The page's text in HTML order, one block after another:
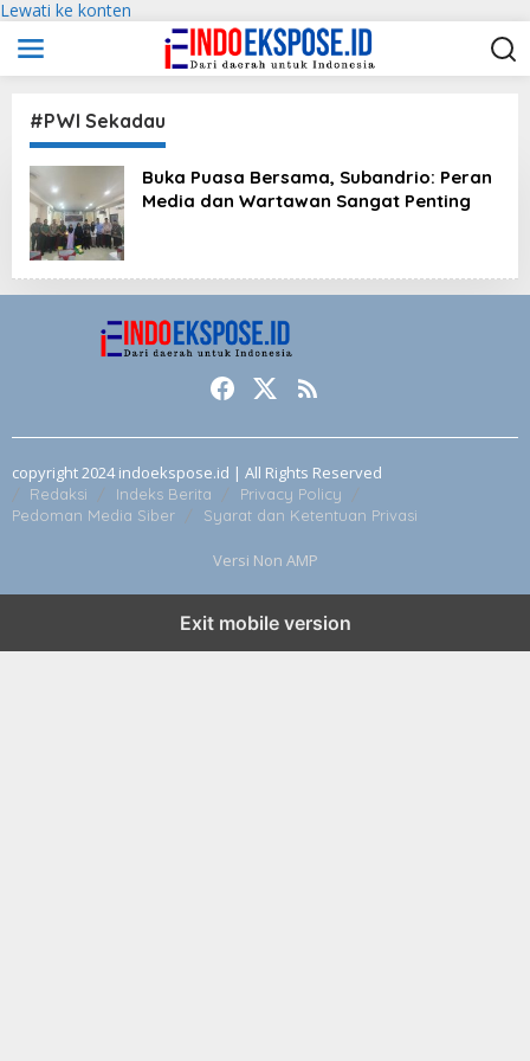
Lewati ke konten
#PWI Sekadau
Buka Puasa Bersama, Subandrio: Peran
Media dan Wartawan Sangat Penting
copyright 2024 indoekspose.id | All Rights Reserved
Redaksi Indeks Berita
Privacy Policy
Pedoman Media Siber
Syarat dan Ketentuan Privasi
Versi Non AMP
Exit mobile version